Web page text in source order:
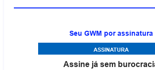
Seu GWM por assinatura
ASSINATURA
Assine já sem